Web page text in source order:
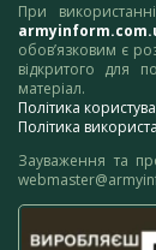
При
обов’язковим є
відкритого для
матеріал.
Політика
Політика
Зауваження та